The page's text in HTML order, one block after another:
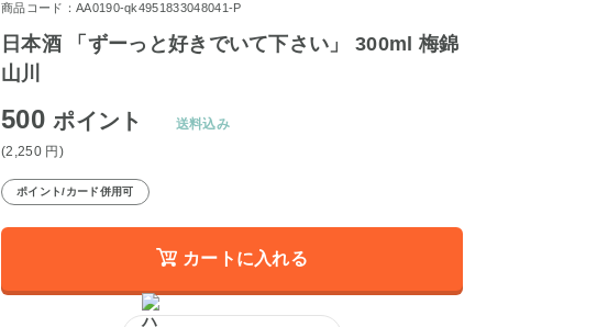
商品コード：AA0190-qk4951833048041-P
日本酒 「ずーっと好きでいて下さい」 300ml 梅錦
山川
500ポイント
(2,250 円 )
送料込み
ポイント/カード併用可
カートに入れる